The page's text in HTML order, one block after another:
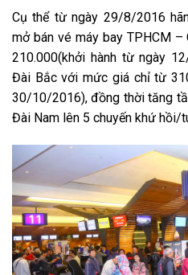
Cụ thể từ ngày 29/8/2016
mở bán vé máy bay TPHCM
210.000(khởi hành từ ngày
Đài Bắc với mức giá chỉ từ
30/10/2016), đồng thời tăng
Đài Nam lên 5 chuyến khứ hồi/